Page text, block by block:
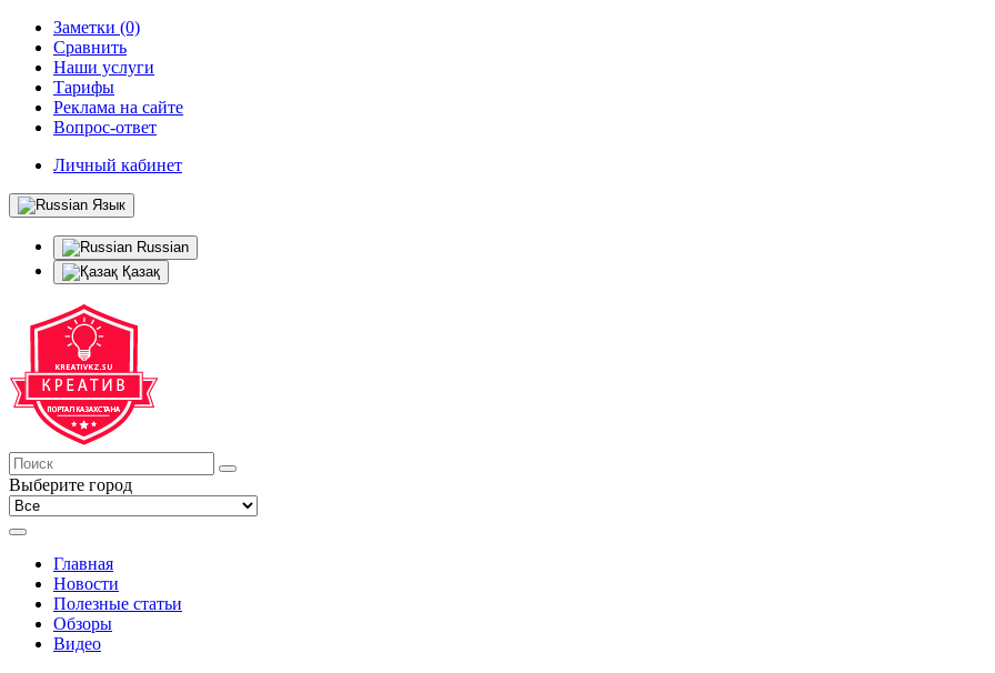
Заметки (0)
Сравнить
Наши услуги
Тарифы
Реклама на сайте
Вопрос-ответ
Личный кабинет
Язык
Russian
Қазақ
Выберите город
Главная
Новости
Полезные статьи
Обзоры
Видео